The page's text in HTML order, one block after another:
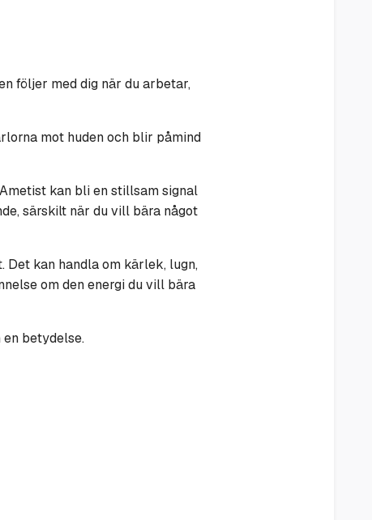
följer med dig när du arbetar,
mot huden och blir påmind
kan bli en stillsam signal
särskilt när du vill bära något
kan handla om kärlek, lugn,
om den energi du vill bära
betydelse.